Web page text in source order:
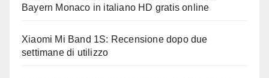
Bayern Monaco in italiano HD gratis online
Xiaomi Mi Band 1S: Recensione dopo due
settimane di utilizzo